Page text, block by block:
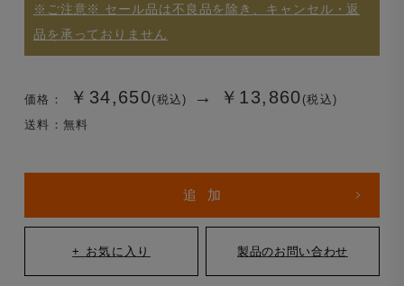
※ご注意※ セール品は不良品を除き、キャンセル・返
品を承っておりません
価格： ￥34,650(税込) → ￥13,860 (税込)
送料：無料